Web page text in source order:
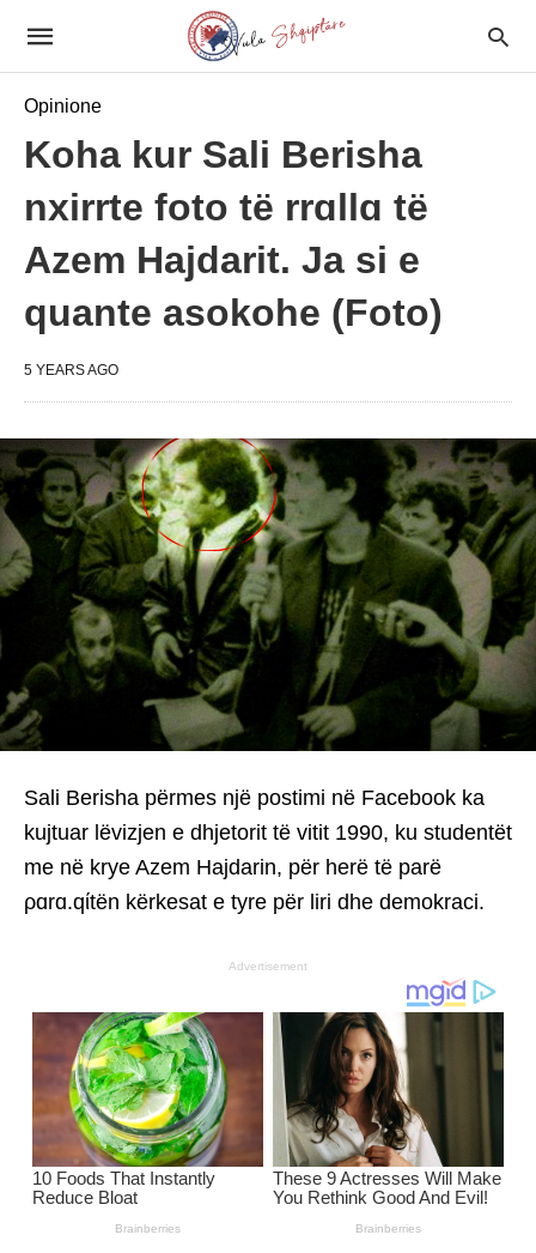
Opinione
Koha kur Sali Berisha
nxirrte foto të rrɑllɑ të
Azem Hajdarit. Ja si e
quante asokohe (Foto)
5 YEARS AGO
Sali Berisha përmes një postimi në Facebook ka
kujtuar lëvizjen e dhjetorit të vitit 1990, ku studentët
me në krye Azem Hajdarin, për herë të parë
ρɑrɑ.qίtën kërkesat e tyre për liri dhe demokraci.
Advertisement